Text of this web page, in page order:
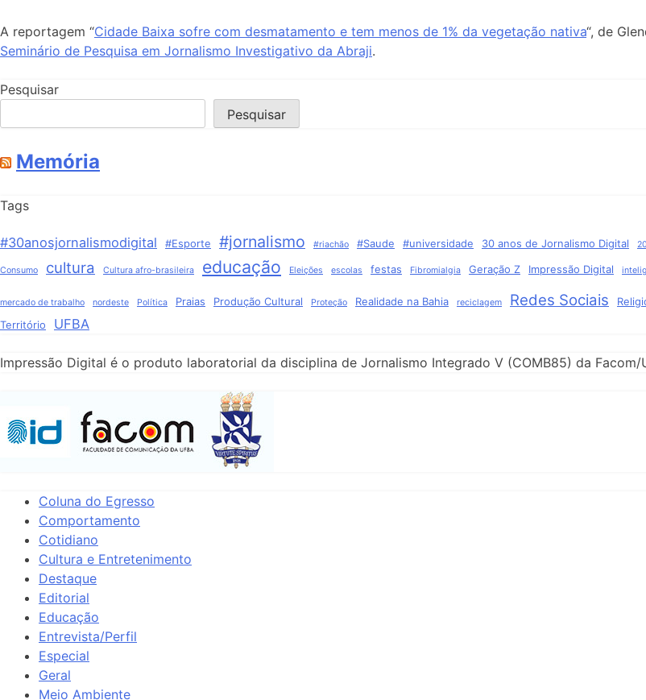
A reportagem “Cidade Baixa sofre com desmatamento e tem menos de 1% da vegetação nativa“, de
Seminário de Pesquisa em Jornalismo Investigativo da Abraji.
Pesquisar
Pesquisar
Memória
Tags
#30anosjornalismodigital #Esporte #jornalismo #riachão #Saude #universidade 30 anos de Jornalismo Digital
Consumo cultura Cultura afro-brasileira educação Eleições escolas festas Fibromialgia Geração Z Impressão Digital
mercado de trabalho nordeste Política Praias Produção Cultural Proteção Realidade na Bahia reciclagem Redes Sociais
Território UFBA
Impressão Digital é o produto laboratorial da disciplina de Jornalismo Integrado V (COMB85) da Facom/
Coluna do Egresso
Comportamento
Cotidiano
Cultura e Entretenimento
Destaque
Editorial
Educação
Entrevista/Perfil
Especial
Geral
Meio Ambiente